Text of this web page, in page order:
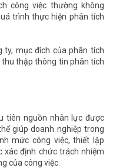
công việc thường không
trình thực hiện phân tích
ty, mục đích của phân tích
thập thông tin phân tích
tiên nguồn nhân lực được
giúp doanh nghiệp trong
mức công việc, thiết lập
xác định chức trách nhiệm
của công việc.